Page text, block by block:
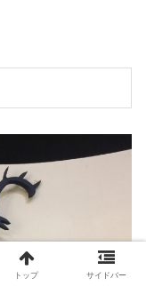
トップ サイドバー